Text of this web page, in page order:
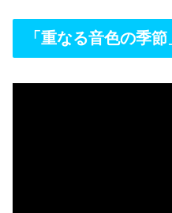
「重なる音色の季